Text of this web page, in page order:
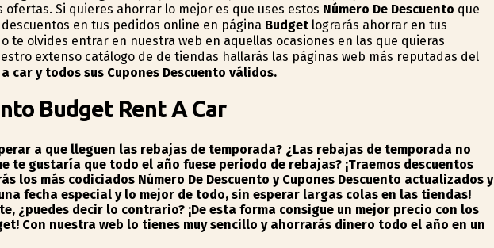
Si quieres ahorrar lo mejor es que uses estos Número De Descuento que
en tus pedidos online en página Budgetlograrás ahorrar en tus
te olvides entrar en nuestra web en aquellas ocasiones en las que quieras
extenso catálogo de de tiendas hallarás las páginas web más reputadas del
car y todos sus Cupones Descuento válidos.
Budget Rent A Car
a que lleguen las rebajas de temporada? ¿Las rebajas de temporada no
te gustaría que todo el año fuese periodo de rebajas? ¡Traemos descuentos
los más codiciados Número De Descuento y Cupones Descuento actualizados y
fecha especial y lo mejor de todo, sin esperar largas colas en las tiendas!
¿puedes decir lo contrario? ¡De esta forma consigue un mejor precio con los
Con nuestra web lo tienes muy sencillo y ahorrarás dinero todo el año en un